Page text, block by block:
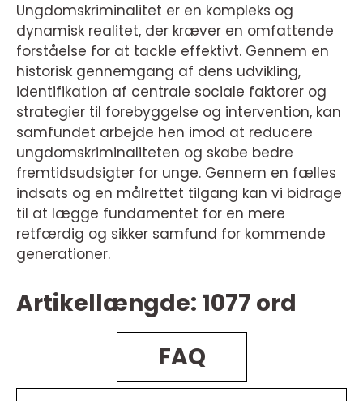
Ungdomskriminalitet er en kompleks og
dynamisk realitet, der kræver en omfattende
forståelse for at tackle effektivt. Gennem en
historisk gennemgang af dens udvikling,
identifikation af centrale sociale faktorer og
strategier til forebyggelse og intervention, kan
samfundet arbejde hen imod at reducere
ungdomskriminaliteten og skabe bedre
fremtidsudsigter for unge. Gennem en fælles
indsats og en målrettet tilgang kan vi bidrage
til at lægge fundamentet for en mere
retfærdig og sikker samfund for kommende
generationer.
Artikellængde: 1077 ord
FAQ